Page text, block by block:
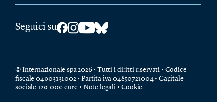
Seguici su
© Internazionale spa 2026 • Tutti i diritti riservati • Codice
fiscale 04003131002 • Partita iva 04850721004 • Capitale
sociale 120.000 euro • Note legali • Cookie